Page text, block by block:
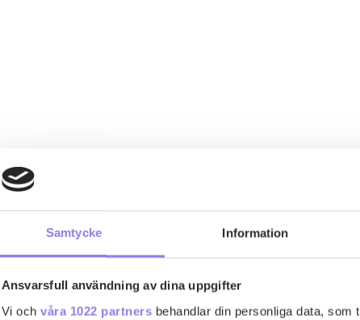
Samtycke Information
Ansvarsfull användning av dina uppgifter
Vi och våra 1022 partners behandlar din personliga data,